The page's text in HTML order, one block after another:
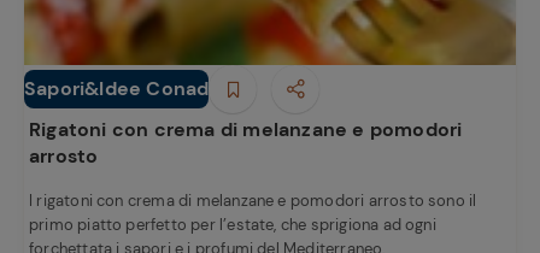
Sapori&Idee Conad
Primi piatti
Rigatoni con crema di melanzane e pomodori
arrosto
I rigatoni con crema di melanzane e pomodori arrosto sono il
primo piatto perfetto per l’estate, che sprigiona ad ogni
forchettata i sapori e i profumi del Mediterraneo.